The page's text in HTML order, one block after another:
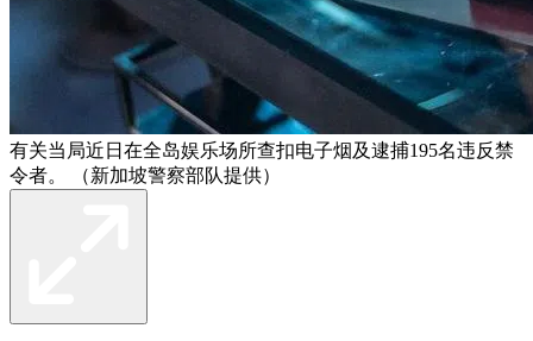
有关当局近日在全岛娱乐场所查扣电子烟及逮捕195名违反禁
令者。 （新加坡警察部队提供）